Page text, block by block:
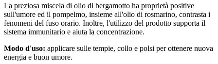
La preziosa miscela di olio di bergamotto ha proprietà positive
sull'umore ed il pompelmo, insieme all'olio di rosmarino, contrasta i
fenomeni del fuso orario. Inoltre, l'utilizzo del prodotto supporta il
sistema immunitario e aiuta la concentrazione.
Modo d'uso: applicare sulle tempie, collo e polsi per ottenere nuova
energia e buon umore.